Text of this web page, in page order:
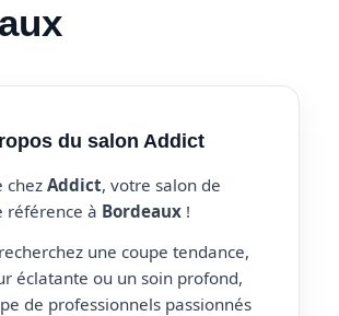
du salon Addict
chez Addict, votre salon de
référence à Bordeaux !
une coupe tendance,
éclatante ou un soin profond,
de professionnels passionnés